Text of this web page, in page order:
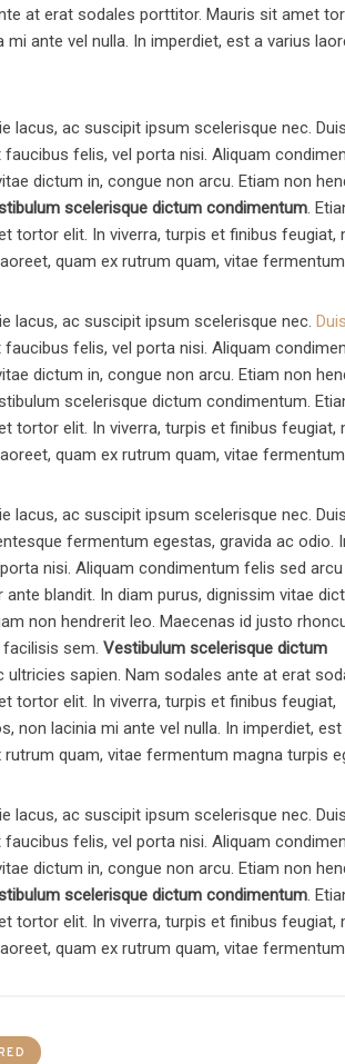
at erat sodales porttitor. Mauris sit amet
mi ante vel nulla. In imperdiet, est a varius
lacus, ac suscipit ipsum scelerisque nec.
faucibus felis, vel porta nisi. Aliquam
dictum in, congue non arcu. Etiam non
scelerisque dictum condimentum.
tortor elit. In viverra, turpis et finibus
quam ex rutrum quam, vitae
lacus, ac suscipit ipsum scelerisque nec.
faucibus felis, vel porta nisi. Aliquam
dictum in, congue non arcu. Etiam non
scelerisque dictum condimentum.
tortor elit. In viverra, turpis et finibus
quam ex rutrum quam, vitae
lacus, ac suscipit ipsum scelerisque nec. Duis
fermentum egestas, gravida ac odio.
nisi. Aliquam condimentum felis sed arcu
blandit. In diam purus, dignissim vitae
non hendrerit leo. Maecenas id justo
facilisis sem.Vestibulum scelerisque dictum
ultricies sapien. Nam sodales ante at erat
tortor elit. In viverra, turpis et finibus feugiat,
non lacinia mi ante vel nulla. In imperdiet, est
rutrum quam, vitae fermentum magna turpis
lacus, ac suscipit ipsum scelerisque nec.
faucibus felis, vel porta nisi. Aliquam
dictum in, congue non arcu. Etiam non
scelerisque dictum condimentum.
tortor elit. In viverra, turpis et finibus
quam ex rutrum quam, vitae